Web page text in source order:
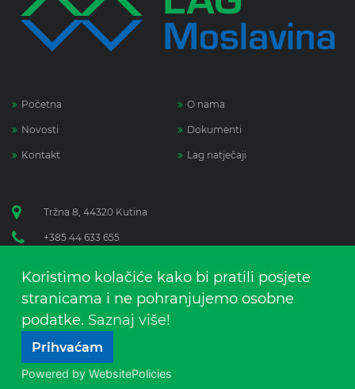
Koristimo kolačiće kako bi pratili posjete
stranicama i ne pohranjujemo osobne
podatke. Saznaj više!
Prihvaćam
Powered by WebsitePolicies
Početna O nama
Novosti Dokumenti
Kontakt Lag natječaji
Tržna 8, 44320 Kutina
+385 44 633 655
Facebook
Copyright 2026 LAG Moslavina|